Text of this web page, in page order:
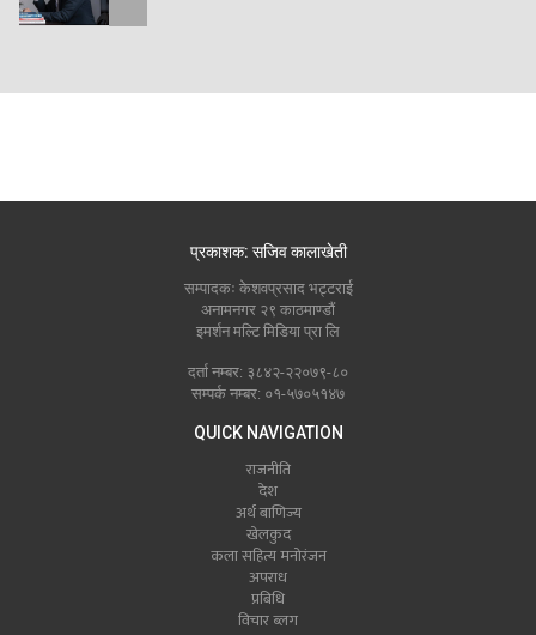
प्रकाशक: सजिव कालाखेती
सम्पादकः केशवप्रसाद भट्टराई
अनामनगर २९ काठमाण्डौं
इमर्शन मल्टि मिडिया प्रा लि
दर्ता नम्बर: ३८४२-२२०७९-८०
सम्पर्क नम्बर: ०१-५७०५१४७
QUICK NAVIGATION
राजनीति
देश
अर्थ बाणिज्य
खेलकुद
कला सहित्य मनोरंजन
अपराध
प्रबिधि
विचार ब्लग